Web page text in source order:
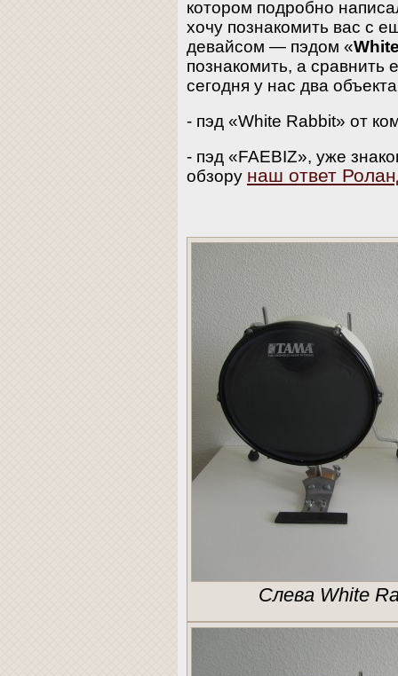
котором подробно
хочу познакомить вас с
девайсом — пэдом «
познакомить, а сравнить
сегодня у нас два
- пэд «White Rabbit» от
- пэд «FAEBIZ», уже
обзору наш ответ
Слева White